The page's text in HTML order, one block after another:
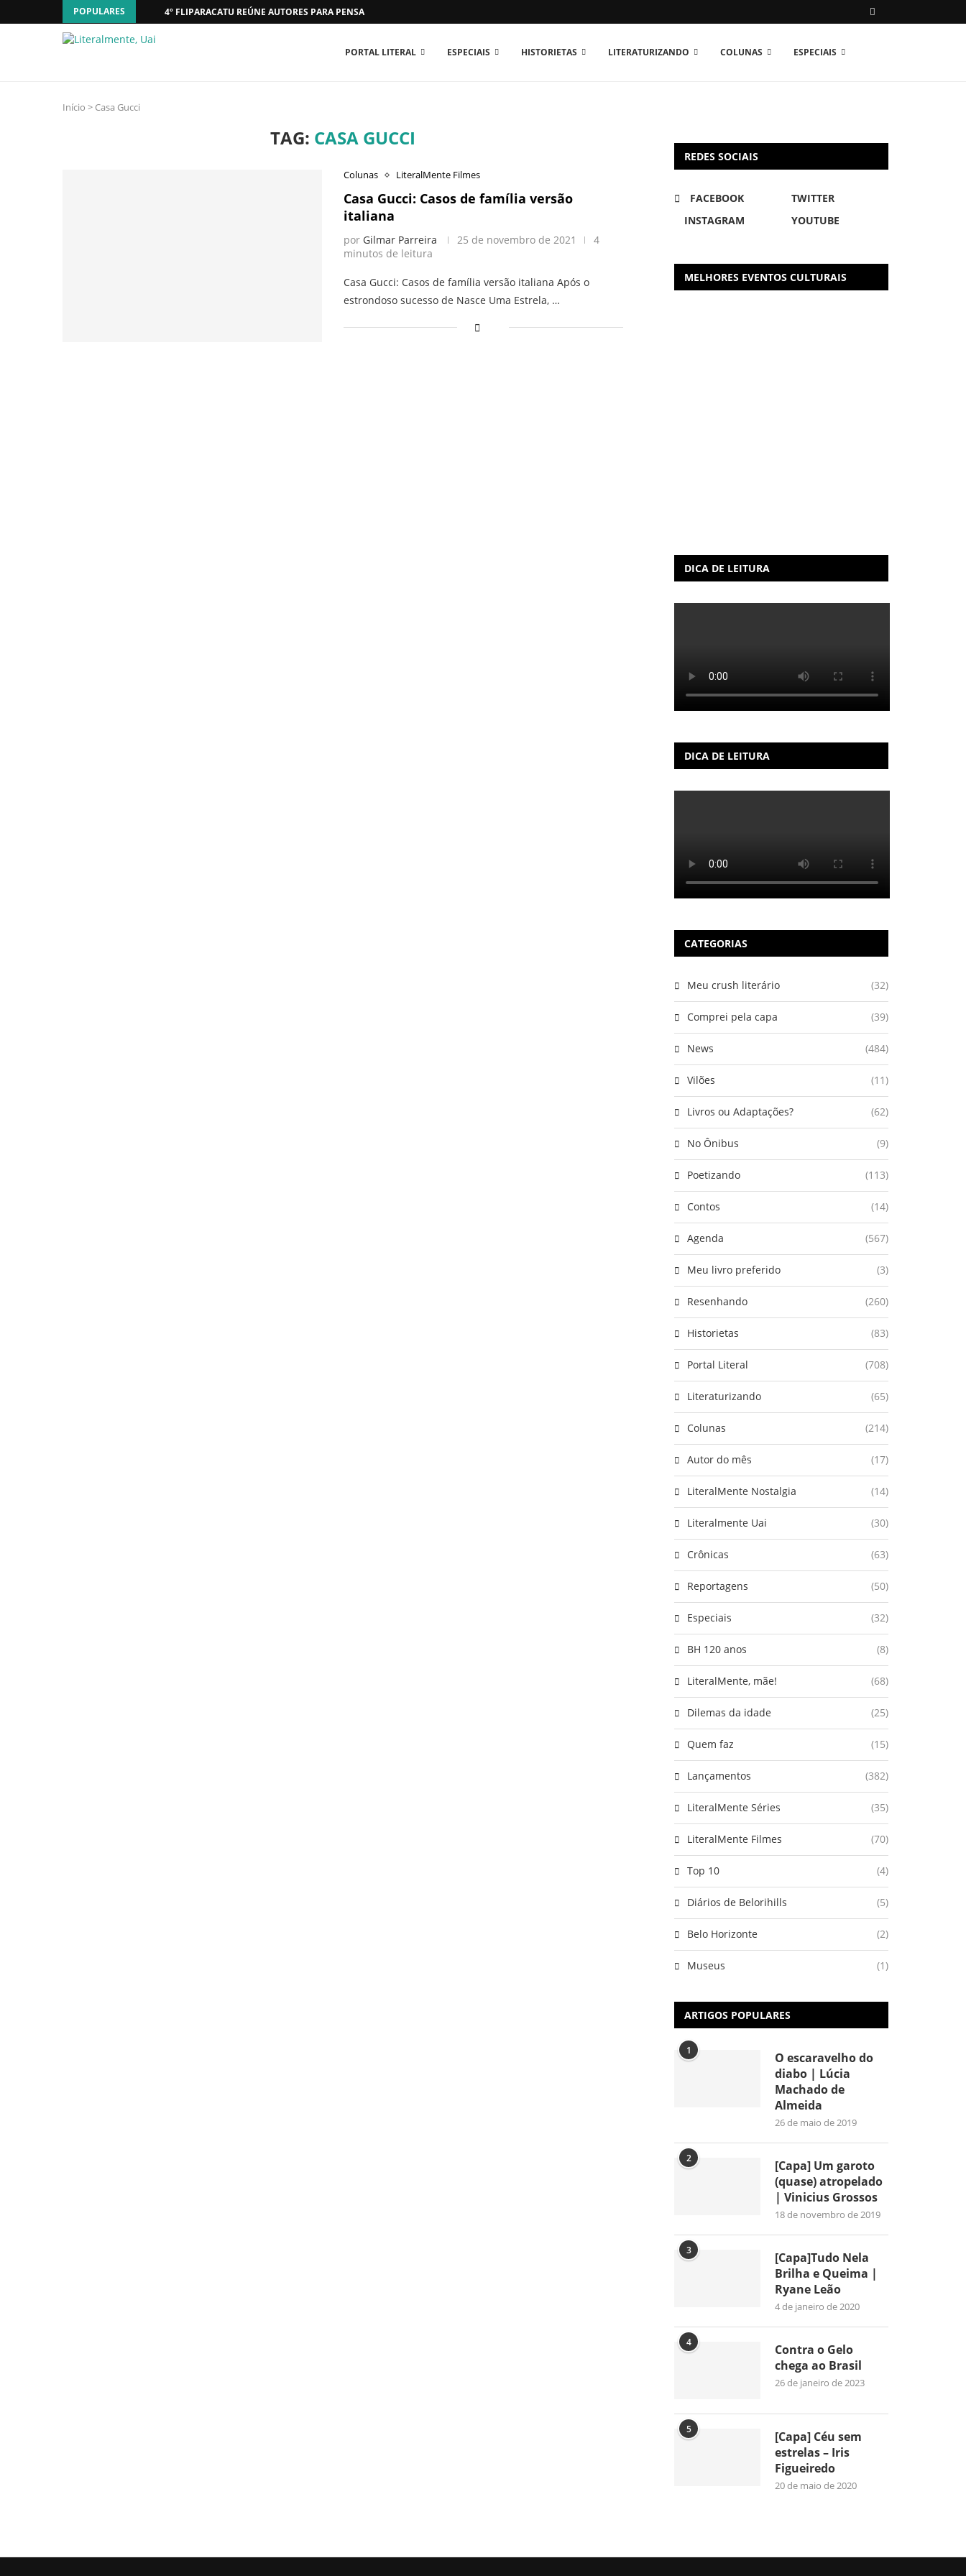
POPULARES 4º FLIPARACATU REÚNE AUTORES PARA PENSAR O MUNDO...
PORTAL LITERAL ESPECIAIS HISTORIETAS LITERATURIZANDO COLUNAS ESPECIAIS
Início > Casa Gucci
TAG: CASA GUCCI
Colunas LiteralMente Filmes
Casa Gucci: Casos de família versão
italiana
por Gilmar Parreira 25 de novembro de 2021
4
minutos de leitura
Casa Gucci: Casos de família versão italiana Após o
estrondoso sucesso de Nasce Uma Estrela, …
REDES SOCIAIS
FACEBOOK
TWITTER
INSTAGRAM
YOUTUBE
MELHORES EVENTOS CULTURAIS
DICA DE LEITURA
DICA DE LEITURA
CATEGORIAS
Meu crush literário (32)
Comprei pela capa (39)
News (484)
Vilões (11)
Livros ou Adaptações? (62)
No Ônibus (9)
Poetizando (113)
Contos (14)
Agenda (567)
Meu livro preferido (3)
Resenhando (260)
Historietas (83)
Portal Literal (708)
Literaturizando (65)
Colunas (214)
Autor do mês (17)
LiteralMente Nostalgia (14)
Literalmente Uai (30)
Crônicas (63)
Reportagens (50)
Especiais (32)
BH 120 anos (8)
LiteralMente, mãe! (68)
Dilemas da idade (25)
Quem faz (15)
Lançamentos (382)
LiteralMente Séries (35)
LiteralMente Filmes (70)
Top 10 (4)
Diários de Belorihills (5)
Belo Horizonte (2)
Museus (1)
ARTIGOS POPULARES
1
O escaravelho do
diabo | Lúcia
Machado de
Almeida
26 de maio de 2019
2
[Capa] Um garoto
(quase) atropelado
| Vinicius Grossos
18 de novembro de 2019
3
[Capa]Tudo Nela
Brilha e Queima |
Ryane Leão
4 de janeiro de 2020
4
Contra o Gelo
chega ao Brasil
26 de janeiro de 2023
5
[Capa] Céu sem
estrelas – Iris
Figueiredo
20 de maio de 2020